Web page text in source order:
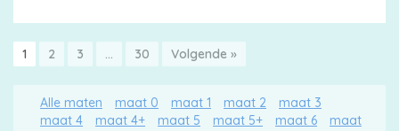
1 2 3 … 30 Volgende »
Alle maten maat 0 maat 1 maat 2
maat 3
maat 4
maat 4+ maat 5 maat 5+ maat 6
maat